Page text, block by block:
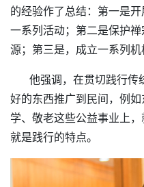
的经验作了总结：第一是
一系列活动；第二是保护
源；第三是，成立一系列机
他强调，在贯切践行传
好的东西推广到民间，例
学、敬老这些公益事业上
就是践行的特点。